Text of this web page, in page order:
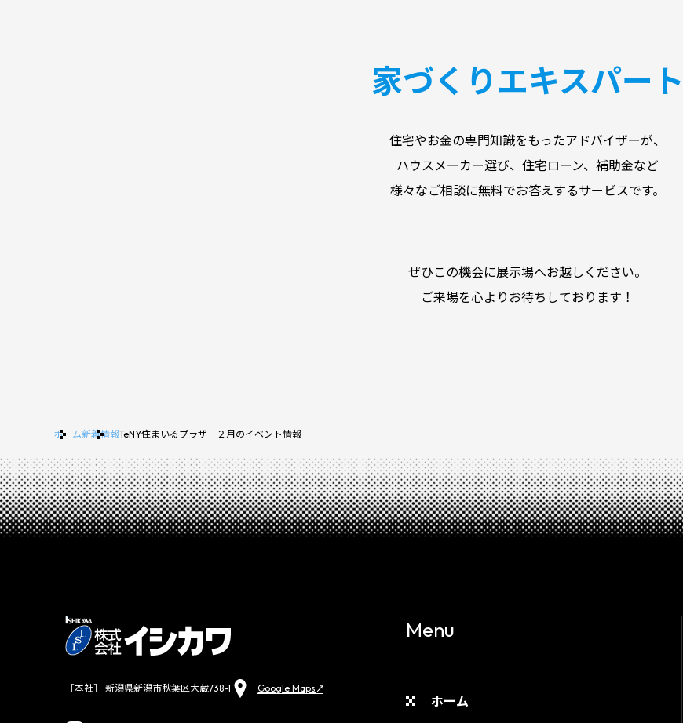
家づくりエキスパート
住宅やお金の専門知識をもったアドバイザーが、
ハウスメーカー選び、住宅ローン、補助金など
様々なご相談に無料でお答えするサービスです。
ぜひこの機会に展示場へお越しください。
ご来場を心よりお待ちしております！
ホーム新着情報TeNY住まいるプラザ ２月のイベント情報
［本社］ 新潟県新潟市秋葉区大蔵738-1 Google Maps
Menu
ホーム